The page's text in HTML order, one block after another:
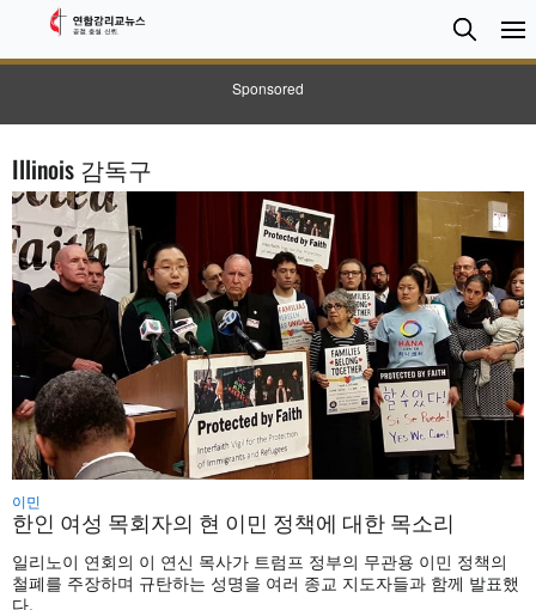
Sponsored
검
색
Search
Illinois 감독구
이민
한인 여성 목회자의 현 이민 정책에 대한 목소리
일리노이 연회의 이 연신 목사가 트럼프 정부의 무관용 이민 정책의
철폐를 주장하며 규탄하는 성명을 여러 종교 지도자들과 함께 발표했
다.